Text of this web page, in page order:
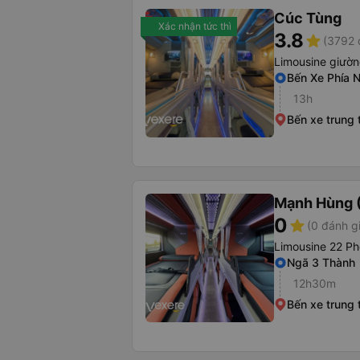
Xác nhận tức thì Cúc Tùng
3.8star (3792
Limousine
Bến Xe Phía
13h
Bến xe trung
Mạnh Hùng
0star (0 đánh
Limousine 22
Ngã 3 Thành
12h30m
Bến xe trung